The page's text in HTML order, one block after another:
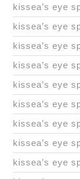
kissea’s eye
kissea’s eye
kissea’s eye
kissea’s eye
kissea’s eye
kissea’s eye
kissea’s eye
kissea’s eye
kissea’s eye